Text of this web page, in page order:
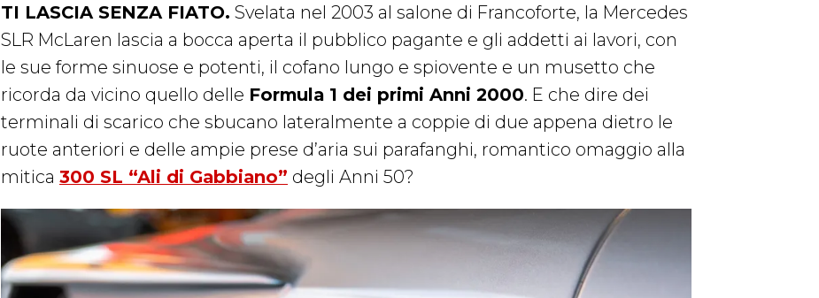
TI LASCIA SENZA FIATO. Svelata nel 2003 al salone di Francoforte, la Mercedes
SLR McLaren lascia a bocca aperta il pubblico pagante e gli addetti ai lavori, con
le sue forme sinuose e potenti, il cofano lungo e spiovente e un musetto che
ricorda da vicino quello delle Formula 1 dei primi Anni 2000. E che dire dei
terminali di scarico che sbucano lateralmente a coppie di due appena dietro le
ruote anteriori e delle ampie prese d’aria sui parafanghi, romantico omaggio alla
mitica 300 SL “Ali di Gabbiano” degli Anni 50?